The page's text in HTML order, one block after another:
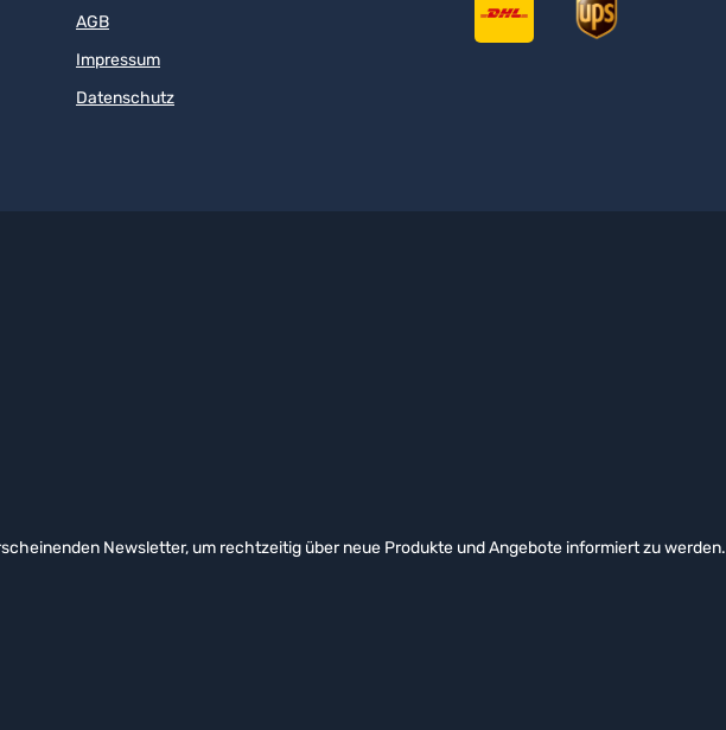
AGB
Impressum
Datenschutz
Newsletter, um rechtzeitig über neue Produkte und Angebote informiert zu werden.